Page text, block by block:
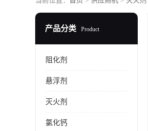
产品分类 Product
阻化剂
悬浮剂
灭火剂
氯化钙